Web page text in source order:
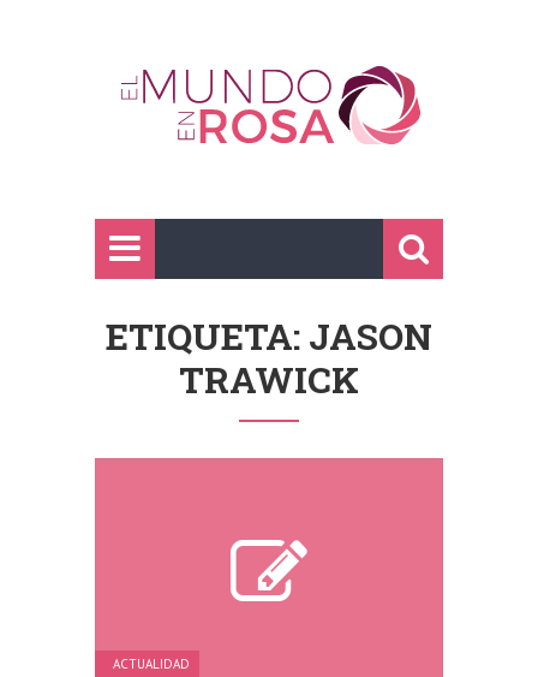
ETIQUETA: JASON
TRAWICK
ACTUALIDAD